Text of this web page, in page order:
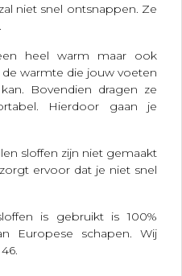
niet snel ontsnappen. Ze
heel warm maar ook
warmte die jouw voeten
Bovendien dragen ze
Hierdoor gaan je
sloffen zijn niet gemaakt
ervoor dat je niet snel
is gebruikt is 100%
Europese schapen. Wij